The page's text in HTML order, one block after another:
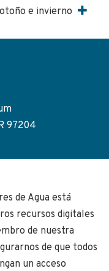
e invierno
97204
de Agua está
recursos digitales
de nuestra
de que todos
un acceso